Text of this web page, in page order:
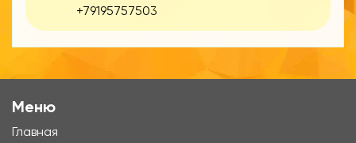
+79195757503
Меню
Главная